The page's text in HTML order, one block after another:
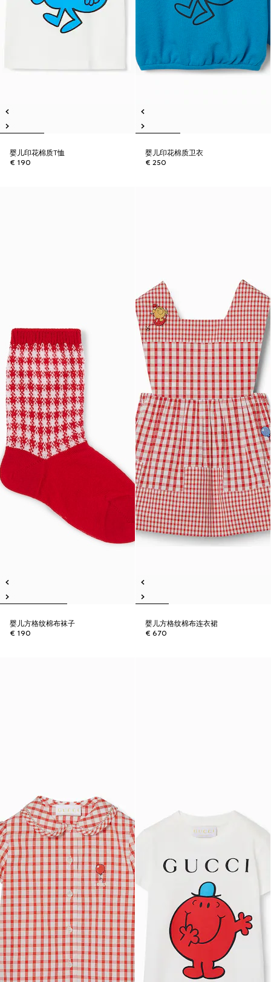
婴儿印花棉质T恤
€ 190
婴儿印花棉质卫衣
€ 250
婴儿方格纹棉布袜子
€ 190
婴儿方格纹棉布连衣裙
€ 670